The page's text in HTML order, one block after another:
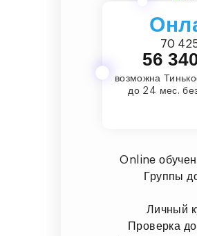
70
56
возможна
до 24 мес.
Online
Группы
Личный
Проверка